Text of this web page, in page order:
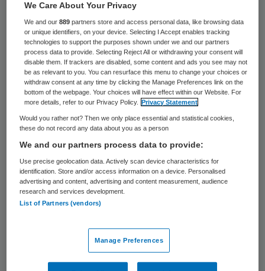
vloer. Ik krijg dan wel eens de vraag: ‘Lean
en Agile zijn twee verschillende
methodieken: botst dat niet?’ Een goede
vraag, die ik graag in deze blog aan jullie
beantwoord.
Wendbaarheid
Lean is een bekend fenomeen in de wereld
van de zorg. Steeds meer ziekenhuizen zijn
bezig met een Lean Transitie en ook in de
langdurige zorg wordt deze methodiek
steeds vaker gebruikt als middel om meer
patiëntgericht en efficiënt te werken. De
methodiek Lean is uitermate geschikt voor
We Care About Your Privacy
We and our889 partners store and access personal data, like browsing data
or unique identifiers, on your device. Selecting I Accept enables tracking
technologies to support the purposes shown under we and our partners
process data to provide. Selecting Reject All or withdrawing your consent will
disable them. If trackers are disabled, some content and ads you see may not
be as relevant to you. You can resurface this menu to change your choices or
withdraw consent at any time by clicking the Manage Preferences link on the
bottom of the webpage. Your choices will have effect within our Website. For
more details, refer to our Privacy Policy.
Privacy Statement
Would you rather not? Then we only place essential and statistical cookies,
these do not record any data about you as a person
We and our partners process data to provide:
Use precise geolocation data. Actively scan device characteristics for
identification. Store and/or access information on a device. Personalised
advertising and content, advertising and content measurement, audience
research and services development.
List of Partners (vendors)
Manage Preferences